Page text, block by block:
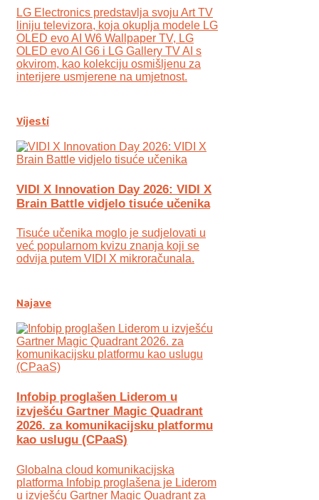
LG Electronics predstavlja svoju Art TV
liniju televizora, koja okuplja modele LG
OLED evo AI W6 Wallpaper TV, LG
OLED evo AI G6 i LG Gallery TV AI s
okvirom, kao kolekciju osmišljenu za
interijere usmjerene na umjetnost.
Vijesti
VIDI X Innovation Day 2026: VIDI X
Brain Battle vidjelo tisuće učenika
Tisuće učenika moglo je sudjelovati u
već popularnom kvizu znanja koji se
odvija putem VIDI X mikroračunala.
Najave
Infobip proglašen Liderom u
izvješću Gartner Magic Quadrant
2026. za komunikacijsku platformu
kao uslugu (CPaaS)
Globalna cloud komunikacijska
platforma Infobip proglašena je Liderom
u izvješću Gartner Magic Quadrant za